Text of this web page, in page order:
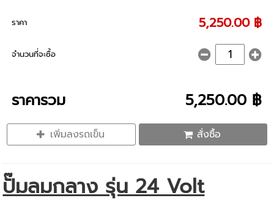
ราคา 5,250.00 ฿
จำนวนที่จะซื้อ
ราคารวม 5,250.00 ฿
เพิ่มลงรถเข็น สั่งซื้อ
ปั๊มลมกลาง รุ่น 24 Volt